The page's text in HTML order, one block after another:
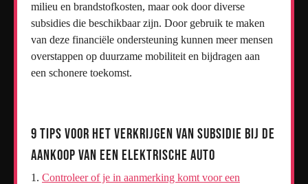
milieu en brandstofkosten, maar ook door diverse
subsidies die beschikbaar zijn. Door gebruik te maken
van deze financiële ondersteuning kunnen meer mensen
overstappen op duurzame mobiliteit en bijdragen aan
een schonere toekomst.
9 Tips voor het Verkrijgen van Subsidie bij de
Aankoop van een Elektrische Auto
Controleer of je in aanmerking komt voor een